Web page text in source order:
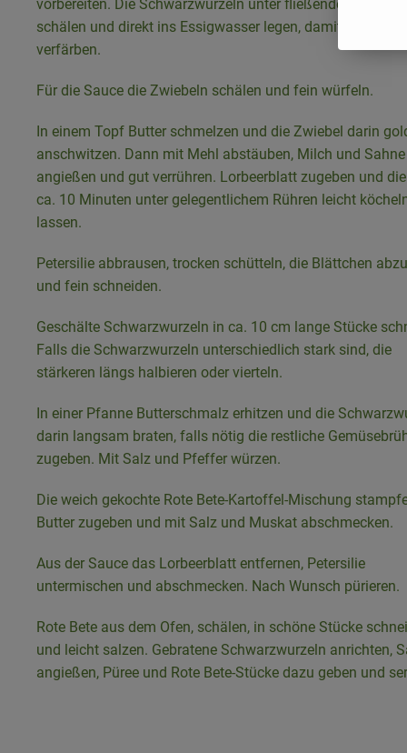
vorbereiten. Die Schwarzwurzeln unter fließendem Wasser
schälen und direkt ins Essigwasser legen, damit sie sich
verfärben.
Für die Sauce die Zwiebeln schälen und fein würfeln.
In einem Topf Butter schmelzen und die Zwiebel darin
anschwitzen. Dann mit Mehl abstäuben, Milch und Sahne
angießen und gut verrühren. Lorbeerblatt zugeben und
ca. 10 Minuten unter gelegentlichem Rühren leicht
lassen.
Petersilie abbrausen, trocken schütteln, die Blättchen
und fein schneiden.
Geschälte Schwarzwurzeln in ca. 10 cm lange Stücke
Falls die Schwarzwurzeln unterschiedlich stark sind, die
stärkeren längs halbieren oder vierteln.
In einer Pfanne Butterschmalz erhitzen und die
darin langsam braten, falls nötig die restliche
zugeben. Mit Salz und Pfeffer würzen.
Die weich gekochte Rote Bete-Kartoffel-Mischung
Butter zugeben und mit Salz und Muskat abschmecken.
Aus der Sauce das Lorbeerblatt entfernen, Petersilie
untermischen und abschmecken. Nach Wunsch pürieren.
Rote Bete aus dem Ofen, schälen, in schöne Stücke
und leicht salzen. Gebratene Schwarzwurzeln anrichten,
angießen, Püree und Rote Bete-Stücke dazu geben und